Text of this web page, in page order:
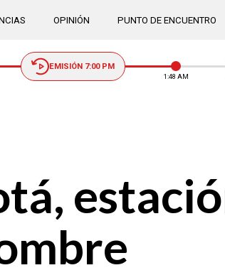
OPINIÓN PUNTO DE ENCUENTRO
EMISIÓN 7:00 PM
1:48 AM